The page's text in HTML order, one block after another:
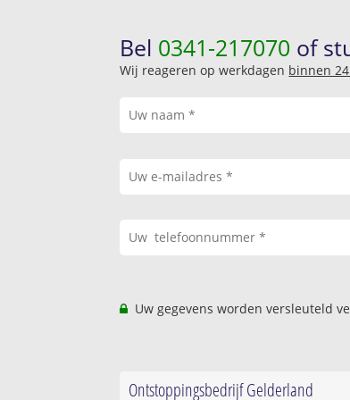
Bel 0341-217070 of
Wij reageren op werkdagen binnen
Uw gegevens worden versleuteld
Ontstoppingsbedrijf Gelderland